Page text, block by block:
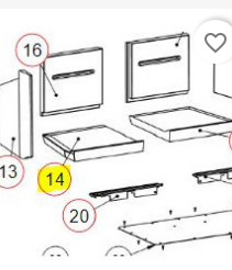
favorite_border